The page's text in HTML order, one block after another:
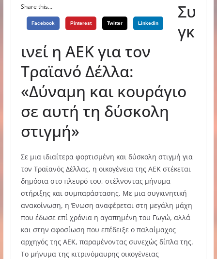
Share this...
Facebook Pinterest Twitter Linkedin
Συ
γκ
ινεί η ΑΕΚ για τον
Τραϊανό Δέλλα:
«Δύναμη και κουράγιο
σε αυτή τη δύσκολη
στιγμή»
Σε μια ιδιαίτερα φορτισμένη και δύσκολη στιγμή για
τον Τραϊανός Δέλλας, η οικογένεια της ΑΕΚ στέκεται
δημόσια στο πλευρό του, στέλνοντας μήνυμα
στήριξης και συμπαράστασης. Με μια συγκινητική
ανακοίνωση, η Ένωση αναφέρεται στη μεγάλη μάχη
που έδωσε επί χρόνια η αγαπημένη του Γωγώ, αλλά
και στην αφοσίωση που επέδειξε ο παλαίμαχος
αρχηγός της ΑΕΚ, παραμένοντας συνεχώς δίπλα της.
Το μήνυμα της κιτρινόμαυρης οικογένειας